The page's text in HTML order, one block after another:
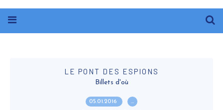
LE PONT DES ESPIONS
Billets d'où
05.01.2016 …